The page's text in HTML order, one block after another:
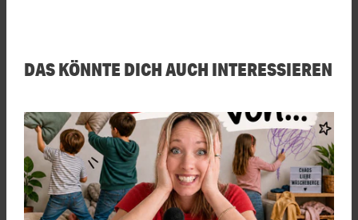
DAS KÖNNTE DICH AUCH INTERESSIEREN